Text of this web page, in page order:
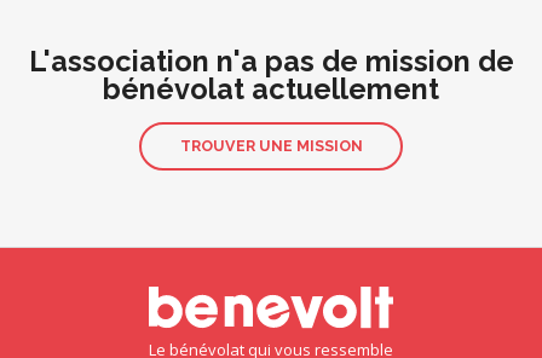
L'association n'a pas de mission de
bénévolat actuellement
TROUVER UNE MISSION
Le bénévolat qui vous ressemble